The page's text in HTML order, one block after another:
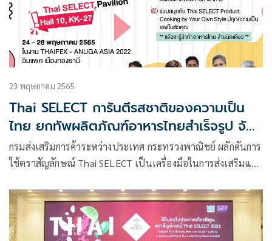
23 พฤษภาคม 2565
Thai SELECT การันตีรสชาติของความเป็น
ไทย ยกทัพผลิตภัณฑ์อาหารไทยสำเร็จรูป จัด
แสดงในงาน THAIFEX-ANUGA ASIA
2022
กรมส่งเสริมการค้าระหว่างประเทศ กระทรวงพาณิชย์ ผลักดันการ
ใช้ตราสัญลักษณ์ Thai SELECT เป็นเครื่องมือในการส่งเสริมและ